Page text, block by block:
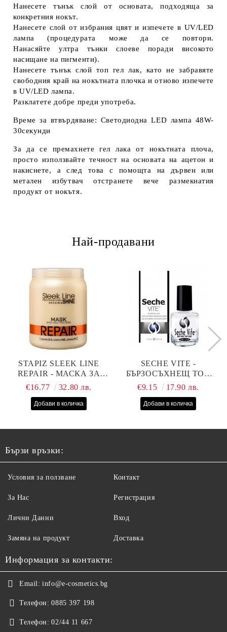
Нанесете тънък слой от основата, подходяща за
конкретния нокът.
Нанесете слой от избрания цвят и изпечете в UV/LED
лампа (процедурата може да се повтори.
Нанасяйте ултра тънки слоеве поради високото
насищане на пигменти).
Нанесете тънък слой топ гел лак, като не забравяте
свободния край на нокътната плочка и отново изпечете
в UV/LED лампа.
Разклатете добре преди употреба.
Време за втвърдяване: Светодиодна LED лампа 48W-
30секунди
За да се премахнете гел лака от нокътната плоча,
просто използвайте течност на основата на ацетон и
накиснете, а след това с помощта на дървен или
метален избутвач отстранете вече размекнатия
продукт от нокътя.
Най-продавани
STAPIZ SLEEK LINE
REPAIR - МАСКА ЗА
СУХИ, ИЗТОЩЕНИ И
КОПРИНЕНИ
€16.77 32.80 лв.
SECHE VITE -
БЪРЗОСЪХНЕЩ ТОП
ЛАК - 14 МЛ
€9.15 17.90 лв.
Бързи връзки:
Условия за ползване
За Нас
Лични Данни
Замяна на продукт
Контакт
Регистрация
Вход
Доставка
Информация за контакти:
Email: info@e-cosmetics.bg
Телефон: 0885 397 198
Телефон: 02/44 11 667